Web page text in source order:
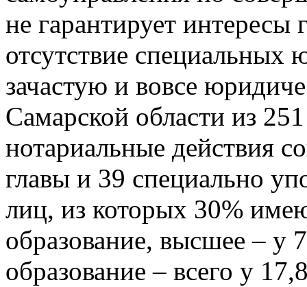
не гарантирует
отсутствие специальных
зачастую и вовсе
Самарской области из
нотариальные действия
главы и 39 специально
лиц, из которых 30%
образование, высшее – у
образование – всего у